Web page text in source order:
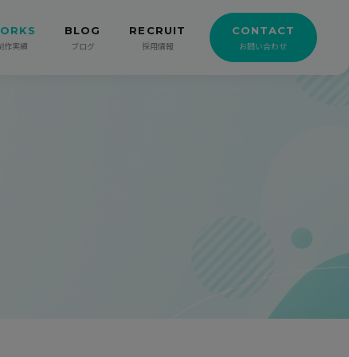
作実績
BLOG
ブログ
RECRUIT
採用情報
CONTACT
お問い合わせ